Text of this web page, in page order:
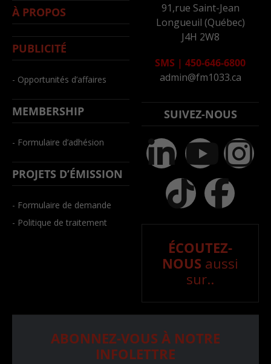
À PROPOS
PUBLICITÉ
- Opportunités d’affaires
MEMBERSHIP
- Formulaire d’adhésion
PROJETS D’ÉMISSION
- Formulaire de demande
- Politique de traitement
91,rue Saint-Jean
Longueuil (Québec)
J4H 2W8
SMS | 450-646-6800
admin@fm1033.ca
SUIVEZ-NOUS
ÉCOUTEZ-
NOUS aussi
sur..
ABONNEZ-VOUS À NOTRE
INFOLETTRE